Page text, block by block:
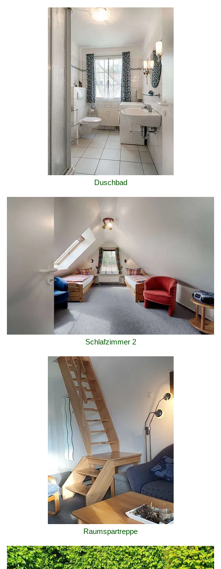
Duschbad
Schlafzimmer 2
Raumspartreppe